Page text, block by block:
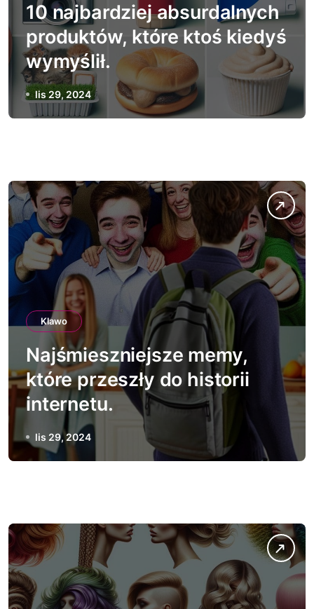
10 najbardziej absurdalnych
produktów, które ktoś kiedyś
wymyślił.
lis 29, 2024
Klawo
Najśmieszniejsze memy,
które przeszły do historii
internetu.
lis 29, 2024